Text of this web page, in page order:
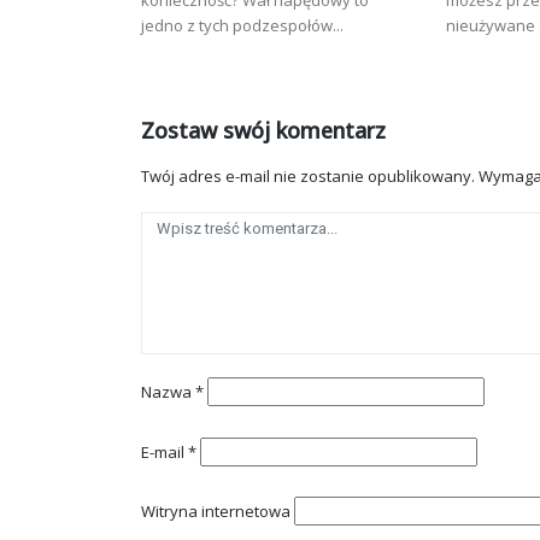
jedno z tych podzespołów...
nieużywane
Zostaw swój komentarz
Twój adres e-mail nie zostanie opublikowany.
Nazwa *
E-mail *
Witryna internetowa